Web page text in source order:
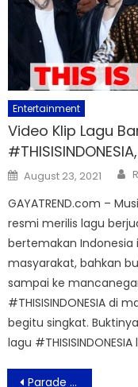
Entertainment
Video Klip Lagu
Posted
on
August 23, 2021
GAYATREND.com –
resmi merilis lagu
bertemakan
masyarakat, bahkan
sampai ke
#THISISINDONESIA di
begitu singkat.
lagu
Post
Parade Koleksi Desainer Ternama JFW 2021 Tampil Live Di TikTok